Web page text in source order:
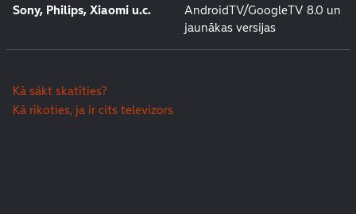
Sony, Philips, Xiaomi u.c.
AndroidTV/GoogleTV 8.0 un
jaunākas versijas
Kā sākt skatīties?
Kā rīkoties, ja ir cits televizors